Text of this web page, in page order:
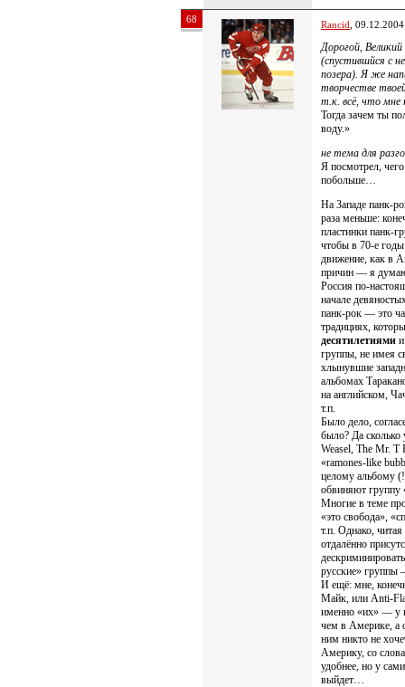
68 Rancid ,
Дорогой,
(спустившйся с
позера). Я же
творчестве
т.к. всё, что мне
Тогда зачем ты
воду.»
не тема для
Я посмотрел,
побольше…
На Западе панк-
раза меньше:
пластинки панк-
чтобы в 70-е
движение, как в
причин — я
Россия по-
начале
панк-рок — это
традициях,
десятилетиями
группы, не имея
хлынувшие
альбомах
на английском,
т.п.
Было дело,
было? Да сколько
Weasel, The Mr. T
«ramones-like
целому альбому
обвиняют группу
Многие в теме
«это свобода»,
т.п. Однако, читая
отдалённо
русские» группы
И ещё: мне,
Майк, или Anti-
именно «их» — у
чем в Америке, а
ним никто не
Америку, со
удобнее, но у
выйдет…